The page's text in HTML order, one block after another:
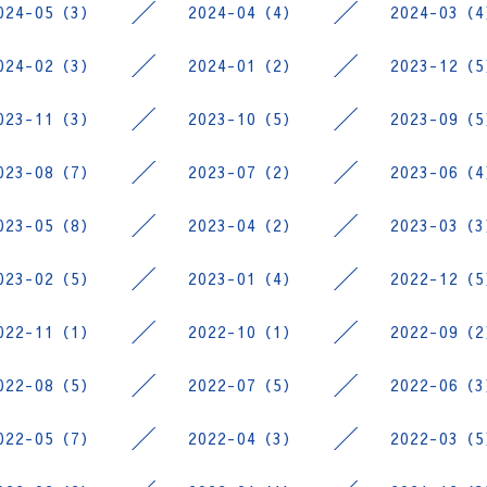
05（3） 2024-04（4） 2024-03（
02（3） 2024-01（2） 2023-12（
11（3） 2023-10（5） 2023-09（
08（7） 2023-07（2） 2023-06（
05（8） 2023-04（2） 2023-03（
02（5） 2023-01（4） 2022-12（
11（1） 2022-10（1） 2022-09（
08（5） 2022-07（5） 2022-06（
05（7） 2022-04（3） 2022-03（